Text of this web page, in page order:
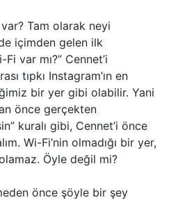
Tam olarak neyi
içimden gelen ilk
var mı?” Cennet’i
tıpkı Instagram’ın en
bir yer gibi olabilir. Yani
önce gerçekten
kuralı gibi, Cennet’i önce
Wi-Fi’nin olmadığı bir yer,
Öyle değil mi?
önce şöyle bir şey